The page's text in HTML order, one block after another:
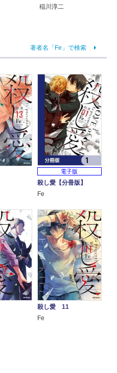
稲川淳二
著者名「Fe」で検索
電子版
殺し愛【分冊版】
Fe
殺し愛 11
Fe